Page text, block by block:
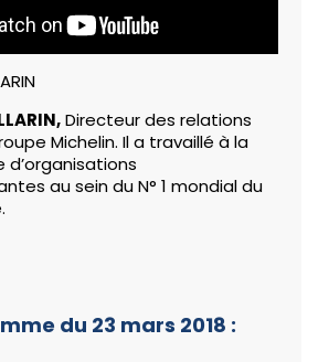
Directeur des relations
Michelin. Il a travaillé à la
d’organisations
au sein du N° 1 mondial du
du 23 mars 2018 :